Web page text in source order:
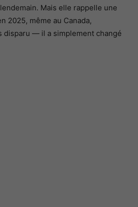
Mais elle rappelle une
2025, même au Canada,
disparu — il a simplement changé